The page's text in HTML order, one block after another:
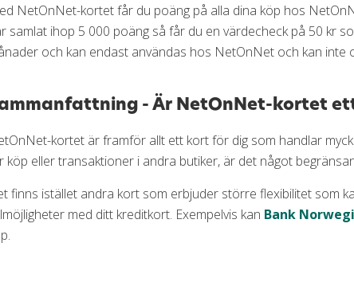
NetOnNet-kortet får du poäng på alla dina köp hos
samlat ihop 5 000 poäng så får du en värdecheck på 50 kr
och kan endast användas hos NetOnNet och kan inte
- Är NetOnNet-kortet
kortet är framför allt ett kort för dig som handlar
köp eller transaktioner i andra butiker, är det något
finns istället andra kort som erbjuder större flexibilitet som
med ditt kreditkort. Exempelvis kan Bank